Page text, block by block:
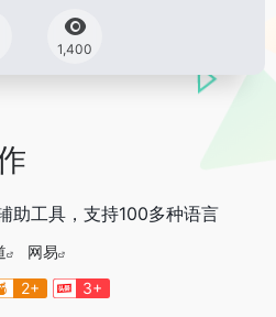
1,400
助工具，支持100多种语言
网易
2+ 3+